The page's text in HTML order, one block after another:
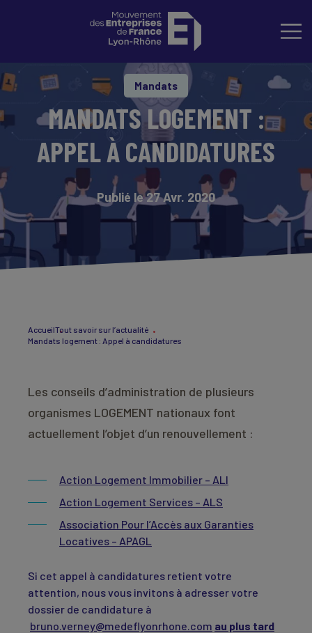
Mandats
MANDATS LOGEMENT :
APPEL À CANDIDATURES
Publié le 27 Avr. 2020
AccueilTout savoir sur l’actualité
Mandats logement : Appel à candidatures
Les conseils d’administration de plusieurs
organismes LOGEMENT nationaux font
actuellement l’objet d’un renouvellement :
Action Logement Immobilier – ALI
Action Logement Services – ALS
Association Pour l’Accès aux Garanties
Locatives – APAGL
Si cet appel à candidatures retient votre
attention, nous vous invitons à adresser votre
dossier de candidature à
bruno.verney@medeflyonrhone.com au plus tard